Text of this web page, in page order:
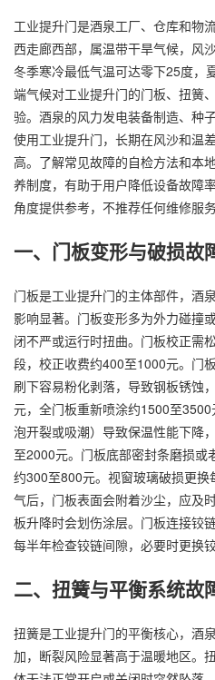
工业提升门是酒泉工厂、仓库和物
西走廊西部，属温带干旱气候，风
冬季寒冷最低气温可达零下25度，
端气候对工业提升门的门板、扭簧
验。酒泉的风力发电装备制造、种
使用工业提升门，长期在风沙和温
高。了解常见故障的自检方法和本
养制度，有助于用户降低设备故障
角度提供参考，不推荐任何维修服务
一、门板变形与破损故
门板是工业提升门的主体部件，酒
影响显著。门板变形多为外力碰撞
闭不严或运行时扭曲。门板校正需
段，校正收费约400至1000元。门
刷下容易粉化剥落，导致钢板锈蚀
元，全门板重新喷涂约1500至
泡开裂或吸潮）导致保温性能下降
至2000元。门板底部密封条磨损或
约300至800元。视窗玻璃破损更
气后，门板表面会附着沙尘，应及
板升降时会划伤涂层。门板连接铰
每半年检查铰链间隙，必要时更换
二、扭簧与平衡系统故
扭簧是工业提升门的平衡核心，酒
加，断裂风险显著高于温暖地区。